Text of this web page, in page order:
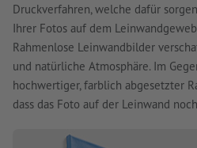
Druckverfahren, welche dafür
Ihrer Fotos auf dem
Rahmenlose Leinwandbilder
und natürliche Atmosphäre. Im
hochwertiger, farblich abgesetzter
dass das Foto auf der Leinwand